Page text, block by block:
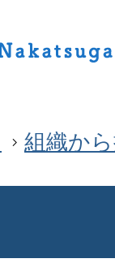
組織か